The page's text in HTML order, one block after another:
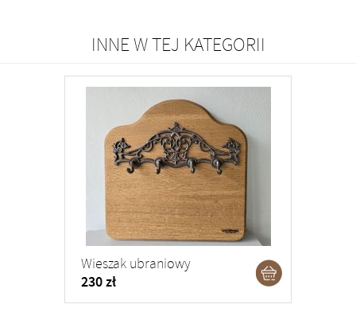
INNE W TEJ KATEGORII
Wieszak ubraniowy
230 zł